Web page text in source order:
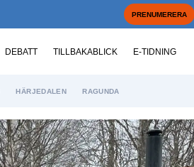
PRENUMERERA
DEBATT TILLBAKABLICK E-TIDNING
HÄRJEDALEN RAGUNDA